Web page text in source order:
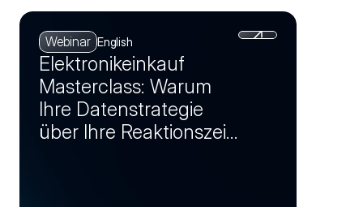
Webinar English
Elektronikeinkauf
Masterclass: Warum
Ihre Datenstrategie
über Ihre Reaktionszeit